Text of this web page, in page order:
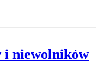
i niewolników